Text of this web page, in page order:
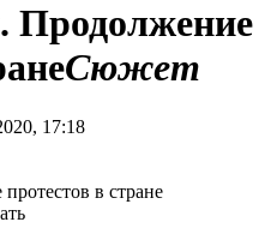
Продолжение
Сюжет
17:18